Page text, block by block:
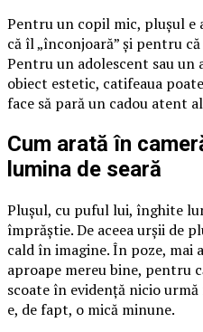
Pentru un copil mic, plușul e
că îl „înconjoară” și pentru
Pentru un adolescent sau un
obiect estetic, catifeaua
face să pară un cadou atent
Cum arată în
lumina de seară
Plușul, cu puful lui, înghite
împrăștie. De aceea urșii de
cald în imagine. În poze, mai
aproape mereu bine, pentru
scoate în evidență nicio
e, de fapt, o mică minune.